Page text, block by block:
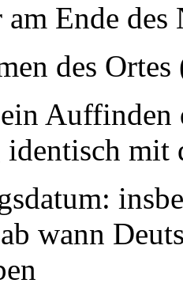
Ende des
des
Auffinden
mit
wann